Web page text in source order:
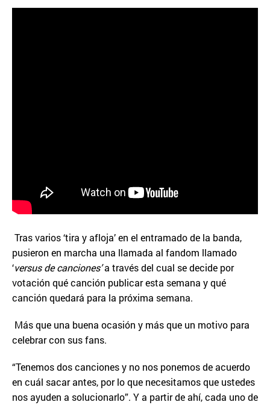
Tras varios ‘tira y afloja’ en el entramado de la banda,
pusieron en marcha una llamada al fandom llamado
‘versus de canciones’a través del cual se decide por
votación qué canción publicar esta semana y qué
canción quedará para la próxima semana.
Más que una buena ocasión y más que un motivo para
celebrar con sus fans.
“Tenemos dos canciones y no nos ponemos de acuerdo
en cuál sacar antes, por lo que necesitamos que ustedes
nos ayuden a solucionarlo”. Y a partir de ahí, cada uno de